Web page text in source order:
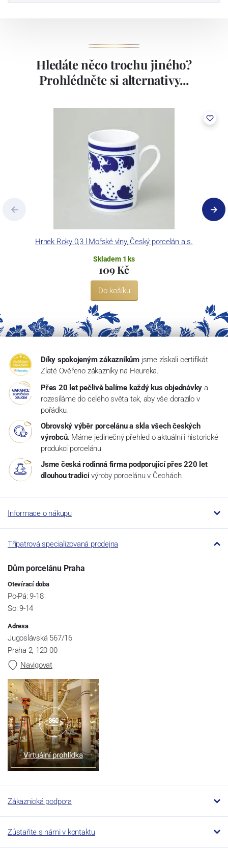
Hledáte něco trochu jiného?
Prohlédněte si alternativy...
Hrnek Roky 0,3 l Mořské vlny, Český porcelán a.s.
Skladem 1 ks
109 Kč
Do košíku
Díky spokojeným zákazníkům jsme získali certifikát
Zlaté Ověřeno zákazníky na Heureka.
Přes 20 let pečlivě balíme každý kus objednávky a
rozesíláme do celého světa tak, aby vše dorazilo v
pořádku.
Obrovský výběr porcelánu a skla všech českých
výrobců. Máme jedinečný přehled o aktuální i historické
produkci porcelánu
Jsme česká rodinná firma podporující přes 220 let
dlouhou tradici výroby porcelánu v Čechách.
Informace o nákupu
Třípatrová specializovaná prodejna
Dům porcelánu Praha
Otevírací doba
Po-Pá: 9-18
So: 9-14
Adresa
Jugoslávská 567/16
Praha 2, 120 00
Navigovat
Zákaznická podpora
Zůstaňte s námi v kontaktu